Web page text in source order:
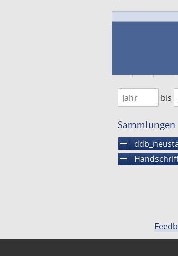
1474
bis
Sammlungen
remove
remove